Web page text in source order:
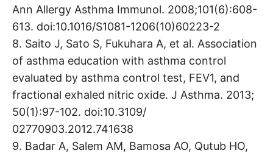
Ann Allergy Asthma Immunol. 2008;101(6):608-
613. doi:10.1016/S1081-1206(10)60223-2
8. Saito J, Sato S, Fukuhara A, et al. Association
of asthma education with asthma control
evaluated by asthma control test, FEV1, and
fractional exhaled nitric oxide. J Asthma. 2013;
50(1):97-102. doi:10.3109/
02770903.2012.741638
9. Badar A, Salem AM, Bamosa AO, Qutub HO,